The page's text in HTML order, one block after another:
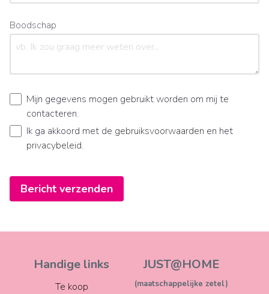
Boodschap
Mijn gegevens mogen gebruikt worden om mij te
contacteren.
Ik ga akkoord met de gebruiksvoorwaarden en het
privacybeleid.
Bericht verzenden
Handige links
Te koop
JUST@HOME
(maatschappelijke zetel)